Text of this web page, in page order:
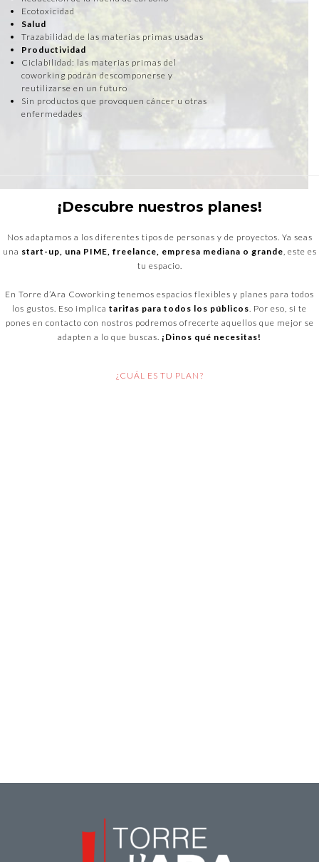
Ecotoxicidad
Salud
Trazabilidad de las materias primas usadas
Productividad
Ciclabilidad: las materias primas del
coworking podrán descomponerse y
reutilizarse en un futuro
Sin productos que provoquen cáncer u otras
enfermedades
¡Descubre nuestros planes!
Nos adaptamos a los diferentes tipos de personas y de proyectos. Ya seas
una start-up, una PIME, freelance, empresa mediana o grande, este es
tu espacio.
En Torre d’Ara Coworking tenemos espacios flexibles y planes para todos
los gustos. Eso implica tarifas para todos los públicos. Por eso, si te
pones en contacto con nostros podremos ofrecerte aquellos que mejor se
adapten a lo que buscas. ¡Dinos qué necesitas!
¿CUÁL ES TU PLAN?